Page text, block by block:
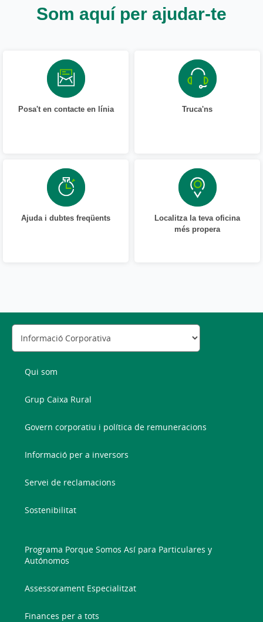
Som aquí per ajudar-te
Posa't en contacte en línia Truca'ns
Ajuda i dubtes freqüents
Localitza la teva oficina
més propera
Qui som
Grup Caixa Rural
Govern corporatiu i política de remuneracions
Informació per a inversors
Servei de reclamacions
Sostenibilitat
Programa Porque Somos Así para Particulares y
Autónomos
Assessorament Especialitzat
Finances per a tots